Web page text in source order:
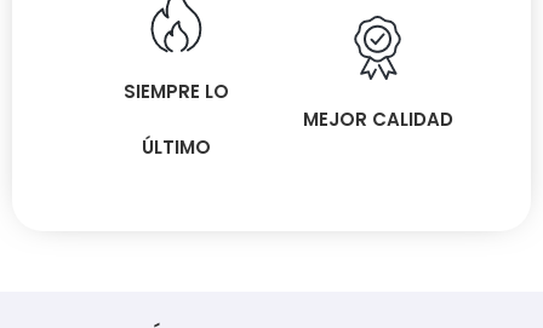
SIEMPRE LO
ÚLTIMO
MEJOR CALIDAD